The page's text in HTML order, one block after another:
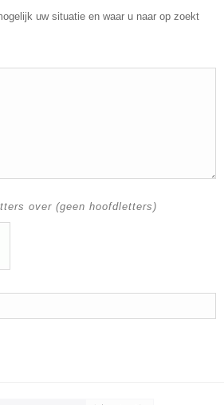
uw situatie en waar u naar op zoekt
over (geen hoofdletters)